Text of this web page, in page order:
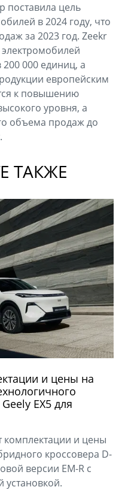
поставила цель
в 2024 году, что
за 2023 год. Zeekr
000 единиц, а
европейским
к повышению
уровня, а
объема продаж до
ТАКЖЕ
и цены на
EX5 для
комплектации и цены
кроссовера D-
версии EM-R с
установкой.